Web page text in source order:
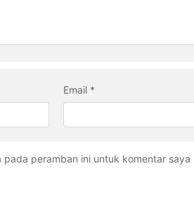
Email *
pada peramban ini untuk komentar